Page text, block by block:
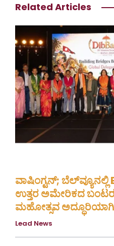
Related Articles
ವಾಷಿಂಗ್ಟನ್; ಬೆಲ್‌ವ್ಯೂನಲ್ಲಿ
ಉತ್ತರ ಅಮೇರಿಕದ
ಮಹೋತ್ಸವ ಅದ್ಧೂರಿಯಾಗಿ
Lead News